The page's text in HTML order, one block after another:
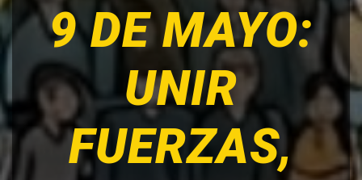
9 DE MAYO:
UNIR
FUERZAS,